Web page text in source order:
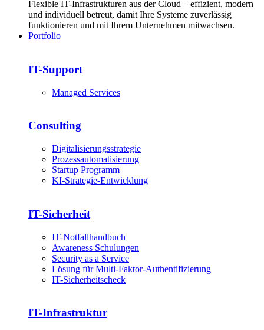
Flexible IT-Infrastrukturen aus der Cloud – effizient, modern
und individuell betreut, damit Ihre Systeme zuverlässig
funktionieren und mit Ihrem Unternehmen mitwachsen.
Portfolio
IT-Support
Managed Services
Consulting
Digitalisierungsstrategie
Prozessautomatisierung
Startup Programm
KI-Strategie-Entwicklung
IT-Sicherheit
IT-Notfallhandbuch
Awareness Schulungen
Security as a Service
Lösung für Multi-Faktor-Authentifizierung
IT-Sicherheitscheck
IT-Infrastruktur